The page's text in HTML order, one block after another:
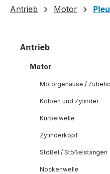
Antrieb Motor
Antrieb
Motor
Motorgehäuse /
Kolben und Zylinder
Kurbelwelle
Zylinderkopf
Stößel / Stößelstangen
Nockenwelle